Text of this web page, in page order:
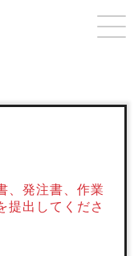
、発注書、作業
提出してくださ